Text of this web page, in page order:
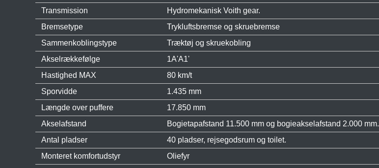
Transmission
Hydromekanisk Voith gear.
Bremsetype
Trykluftsbremse og skruebremse
Sammenkoblingstype
Træktøj og skruekobling
Akselrækkefølge
1A'A1'
Hastighed MAX
80 km/t
Sporvidde
1.435 mm
Længde over puffere
17.850 mm
Akselafstand
Bogietapafstand 11.500 mm og bogieakselafstand 2.000 mm.
Antal pladser
40 pladser, rejsegodsrum og toilet.
Monteret komfortudstyr
Oliefyr